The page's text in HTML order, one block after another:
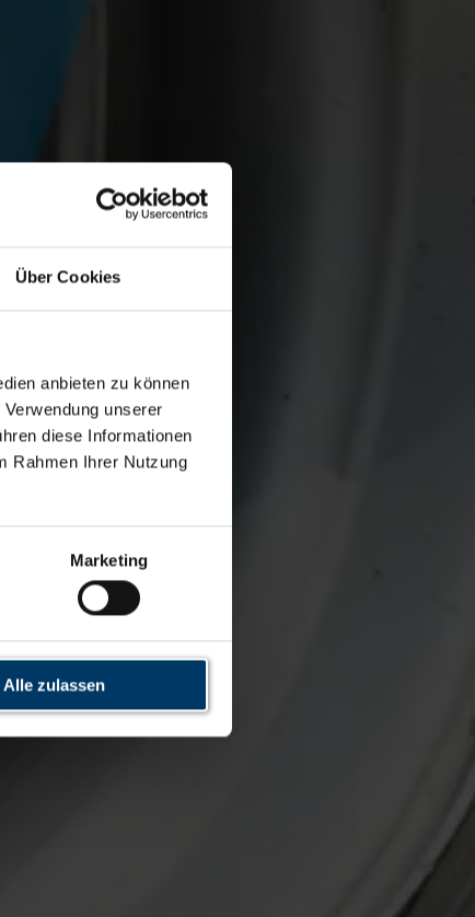
Über Cookies
anbieten zu können
unserer
diese Informationen
Rahmen Ihrer Nutzung
Marketing
Alle zulassen